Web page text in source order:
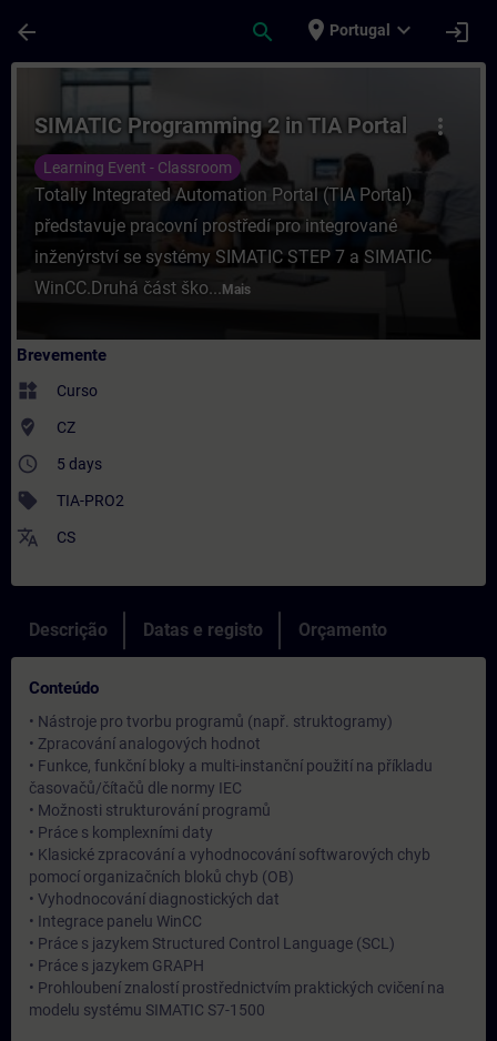
arrow_back search place Portugal expand_more login
Curso - SIMATIC Programming 2 in TIA
more_vert
SIMATIC Programming 2 in TIA Portal
Learning Event - Classroom
Totally Integrated Automation Portal (TIA Portal)
představuje pracovní prostředí pro integrované
inženýrství se systémy SIMATIC STEP 7 a SIMATIC
WinCC.Druhá část ško... Mais
Brevemente
widgets Curso
where_to_vote CZ
access_time 5 days
sell TIA-PRO2
translate CS
Descrição Datas e registo Orçamento
Conteúdo
• Nástroje pro tvorbu programů (např. struktogramy)
• Zpracování analogových hodnot
• Funkce, funkční bloky a multi-instanční použití na příkladu
časovačů/čítačů dle normy IEC
• Možnosti strukturování programů
• Práce s komplexními daty
• Klasické zpracování a vyhodnocování softwarových chyb
pomocí organizačních bloků chyb (OB)
• Vyhodnocování diagnostických dat
• Integrace panelu WinCC
• Práce s jazykem Structured Control Language (SCL)
• Práce s jazykem GRAPH
• Prohloubení znalostí prostřednictvím praktických cvičení na
modelu systému SIMATIC S7-1500